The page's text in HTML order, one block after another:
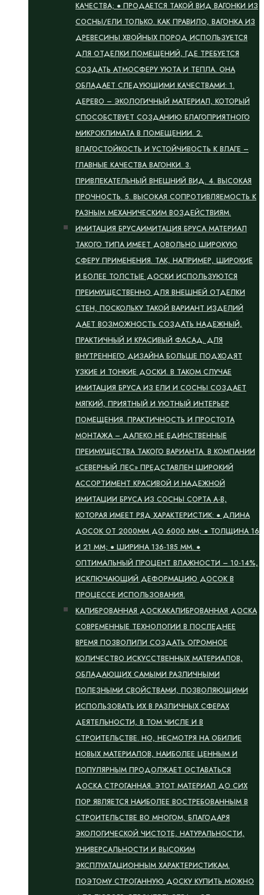
КАЧЕСТВА; ● ПРОДАЕТСЯ ТАКОЙ ВИД ВАГОНКИ ИЗ
СОСНЫ/ЕЛИ ТОЛЬКО. КАК ПРАВИЛО, ВАГОНКА ИЗ
ДРЕВЕСИНЫ ХВОЙНЫХ ПОРОД ИСПОЛЬЗУЕТСЯ
ДЛЯ ОТДЕЛКИ ПОМЕЩЕНИЙ, ГДЕ ТРЕБУЕТСЯ
СОЗДАТЬ АТМОСФЕРУ УЮТА И ТЕПЛА. ОНА
ОБЛАДАЕТ СЛЕДУЮЩИМИ КАЧЕСТВАМИ: 1.
ДЕРЕВО – ЭКОЛОГИЧНЫЙ МАТЕРИАЛ, КОТОРЫЙ
СПОСОБСТВУЕТ СОЗДАНИЮ БЛАГОПРИЯТНОГО
МИКРОКЛИМАТА В ПОМЕЩЕНИИ. 2.
ВЛАГОСТОЙКОСТЬ И УСТОЙЧИВОСТЬ К ВЛАГЕ –
ГЛАВНЫЕ КАЧЕСТВА ВАГОНКИ. 3.
ПРИВЛЕКАТЕЛЬНЫЙ ВНЕШНИЙ ВИД. 4. ВЫСОКАЯ
ПРОЧНОСТЬ. 5. ВЫСОКАЯ СОПРОТИВЛЯЕМОСТЬ К
РАЗНЫМ МЕХАНИЧЕСКИМ ВОЗДЕЙСТВИЯМ.
ИМИТАЦИЯ БРУСАИМИТАЦИЯ БРУСА МАТЕРИАЛ
ТАКОГО ТИПА ИМЕЕТ ДОВОЛЬНО ШИРОКУЮ
СФЕРУ ПРИМЕНЕНИЯ. ТАК, НАПРИМЕР, ШИРОКИЕ
И БОЛЕЕ ТОЛСТЫЕ ДОСКИ ИСПОЛЬЗУЮТСЯ
ПРЕИМУЩЕСТВЕННО ДЛЯ ВНЕШНЕЙ ОТДЕЛКИ
СТЕН, ПОСКОЛЬКУ ТАКОЙ ВАРИАНТ ИЗДЕЛИЙ
ДАЕТ ВОЗМОЖНОСТЬ СОЗДАТЬ НАДЕЖНЫЙ,
ПРАКТИЧНЫЙ И КРАСИВЫЙ ФАСАД. ДЛЯ
ВНУТРЕННЕГО ДИЗАЙНА БОЛЬШЕ ПОДХОДЯТ
УЗКИЕ И ТОНКИЕ ДОСКИ. В ТАКОМ СЛУЧАЕ
ИМИТАЦИЯ БРУСА ИЗ ЕЛИ И СОСНЫ СОЗДАЕТ
МЯГКИЙ, ПРИЯТНЫЙ И УЮТНЫЙ ИНТЕРЬЕР
ПОМЕЩЕНИЯ. ПРАКТИЧНОСТЬ И ПРОСТОТА
МОНТАЖА – ДАЛЕКО НЕ ЕДИНСТВЕННЫЕ
ПРЕИМУЩЕСТВА ТАКОГО ВАРИАНТА. В КОМПАНИИ
«СЕВЕРНЫЙ ЛЕС» ПРЕДСТАВЛЕН ШИРОКИЙ
АССОРТИМЕНТ КРАСИВОЙ И НАДЕЖНОЙ
ИМИТАЦИИ БРУСА ИЗ СОСНЫ СОРТА А-В,
КОТОРАЯ ИМЕЕТ РЯД ХАРАКТЕРИСТИК: ● ДЛИНА
ДОСОК ОТ 2000ММ ДО 6000 ММ; ● ТОЛЩИНА 16
И 21 ММ; ● ШИРИНА 136-185 ММ. ●
ОПТИМАЛЬНЫЙ ПРОЦЕНТ ВЛАЖНОСТИ – 10-14%,
ИСКЛЮЧАЮЩИЙ ДЕФОРМАЦИЮ ДОСОК В
ПРОЦЕССЕ ИСПОЛЬЗОВАНИЯ.
КАЛИБРОВАННАЯ ДОСКАКАЛИБРОВАННАЯ ДОСКА
СОВРЕМЕННЫЕ ТЕХНОЛОГИИ В ПОСЛЕДНЕЕ
ВРЕМЯ ПОЗВОЛИЛИ СОЗДАТЬ ОГРОМНОЕ
КОЛИЧЕСТВО ИСКУССТВЕННЫХ МАТЕРИАЛОВ,
ОБЛАДАЮЩИХ САМЫМИ РАЗЛИЧНЫМИ
ПОЛЕЗНЫМИ СВОЙСТВАМИ, ПОЗВОЛЯЮЩИМИ
ИСПОЛЬЗОВАТЬ ИХ В РАЗЛИЧНЫХ СФЕРАХ
ДЕЯТЕЛЬНОСТИ, В ТОМ ЧИСЛЕ И В
СТРОИТЕЛЬСТВЕ. НО, НЕСМОТРЯ НА ОБИЛИЕ
НОВЫХ МАТЕРИАЛОВ, НАИБОЛЕЕ ЦЕННЫМ И
ПОПУЛЯРНЫМ ПРОДОЛЖАЕТ ОСТАВАТЬСЯ
ДОСКА СТРОГАННАЯ. ЭТОТ МАТЕРИАЛ ДО СИХ
ПОР ЯВЛЯЕТСЯ НАИБОЛЕЕ ВОСТРЕБОВАННЫМ В
СТРОИТЕЛЬСТВЕ ВО МНОГОМ, БЛАГОДАРЯ
ЭКОЛОГИЧЕСКОЙ ЧИСТОТЕ, НАТУРАЛЬНОСТИ,
УНИВЕРСАЛЬНОСТИ И ВЫСОКИМ
ЭКСПЛУАТАЦИОННЫМ ХАРАКТЕРИСТИКАМ.
ПОЭТОМУ СТРОГАННУЮ ДОСКУ КУПИТЬ МОЖНО